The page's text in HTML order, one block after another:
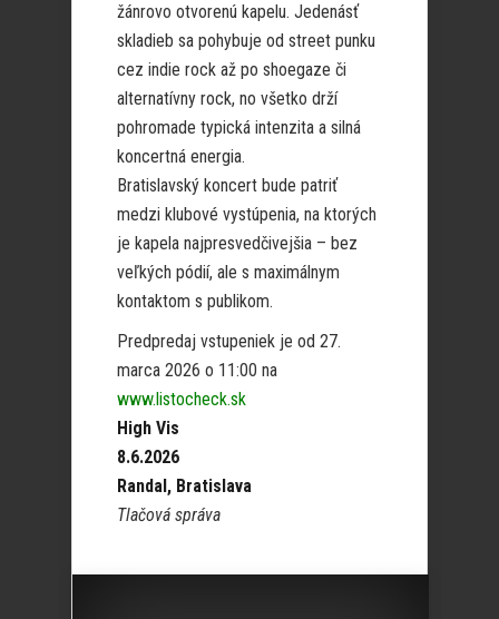
žánrovo otvorenú kapelu. Jedenásť
skladieb sa pohybuje od street punku
cez indie rock až po shoegaze či
alternatívny rock, no všetko drží
pohromade typická intenzita a silná
koncertná energia.
Bratislavský koncert bude patriť
medzi klubové vystúpenia, na ktorých
je kapela najpresvedčivejšia – bez
veľkých pódií, ale s maximálnym
kontaktom s publikom.
Predpredaj vstupeniek je od 27.
marca 2026 o 11:00 na
www.listocheck.sk
High Vis
8.6.2026
Randal, Bratislava
Tlačová správa